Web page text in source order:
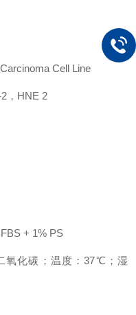
Cell Line
，HNE 2
+ 1% PS
氧化碳；温度：37℃；湿